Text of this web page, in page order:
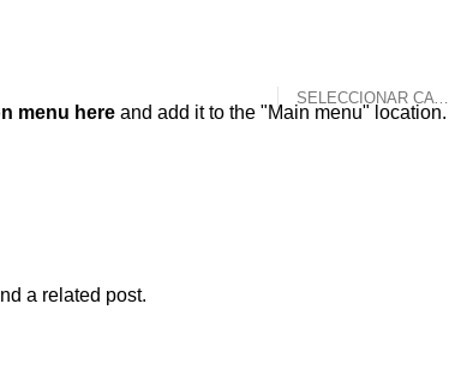
SELECCIONAR CATEGORÍA
menu here and add it to the "Main menu" location.
a related post.